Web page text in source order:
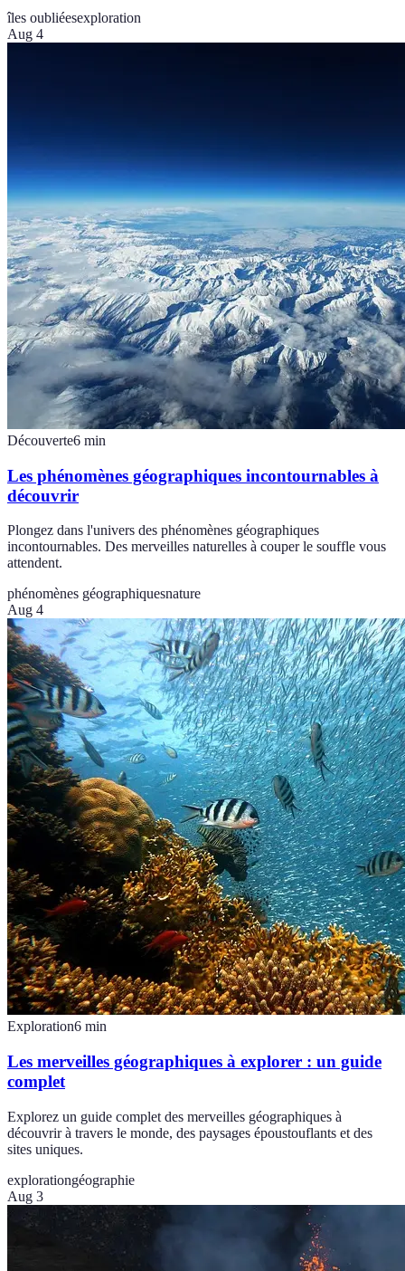
îles oubliéesexploration
Aug 4
Découverte6 min
Les phénomènes géographiques incontournables à
découvrir
Plongez dans l'univers des phénomènes géographiques
incontournables. Des merveilles naturelles à couper le souffle vous
attendent.
phénomènes géographiquesnature
Aug 4
Exploration6 min
Les merveilles géographiques à explorer : un guide
complet
Explorez un guide complet des merveilles géographiques à
découvrir à travers le monde, des paysages époustouflants et des
sites uniques.
explorationgéographie
Aug 3